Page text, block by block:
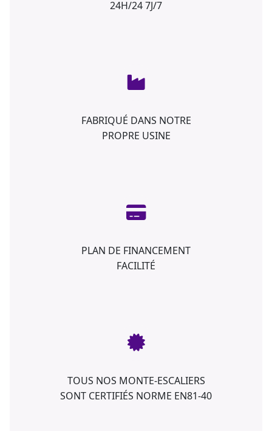
24H/24 7J/7
FABRIQUÉ DANS NOTRE
PROPRE USINE
PLAN DE FINANCEMENT
FACILITÉ
TOUS NOS MONTE-ESCALIERS
SONT CERTIFIÉS NORME EN81-40